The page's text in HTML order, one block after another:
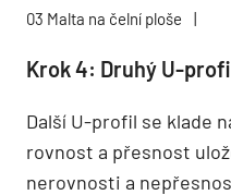
03 Malta na čelní ploše |
Krok 4: Druhý U-
Další U-profil se klade
rovnost a přesnost
nerovnosti a